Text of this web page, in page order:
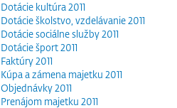
Dotácie kultúra 2011
Dotácie školstvo, vzdelávanie 2011
Dotácie sociálne služby 2011
Dotácie šport 2011
Faktúry 2011
Kúpa a zámena majetku 2011
Objednávky 2011
Prenájom majetku 2011